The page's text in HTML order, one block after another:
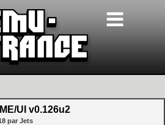
UI v0.126u2
par Jets